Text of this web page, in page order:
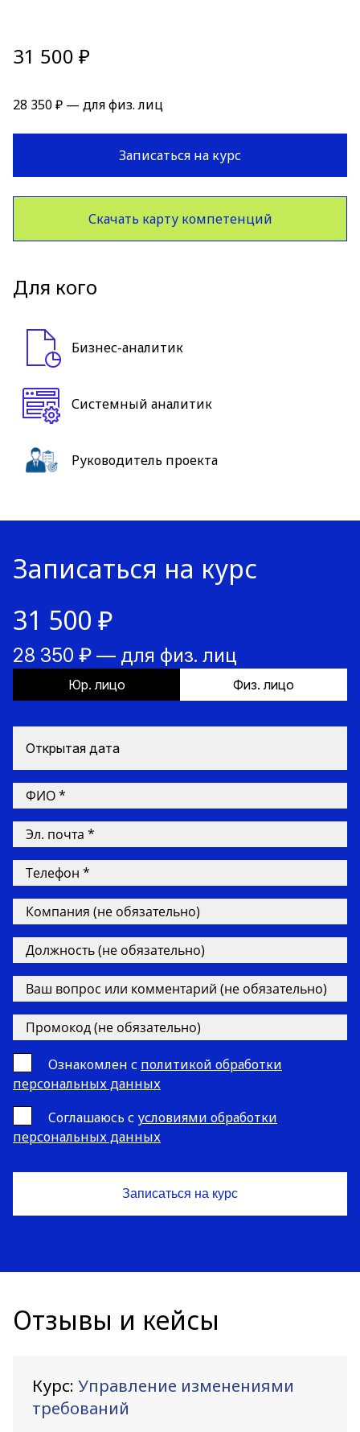
31 500 ₽
28 350 ₽ — для физ. лиц
Записаться на курс
Скачать карту компетенций
Для кого
Бизнес-аналитик
Системный аналитик
Руководитель проекта
Записаться на курс
31 500 ₽
28 350 ₽ — для физ. лиц
Юр. лицо Физ. лицо
Открытая дата
Ознакомлен с политикой обработки
персональных данных
Cоглашаюсь с условиями обработки
персональных данных
Отзывы и кейсы
Курс: Управление изменениями
требований